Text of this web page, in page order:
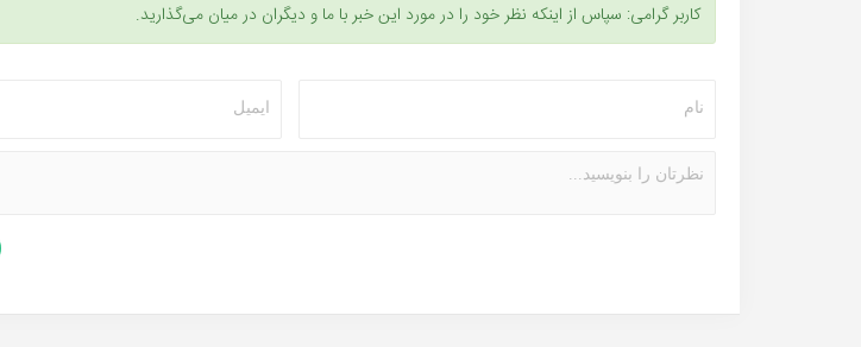
کاربر گرامی: سپاس از اینکه نظر خود را در مورد این خبر با ما و دیگران در میان می‌گذارید.